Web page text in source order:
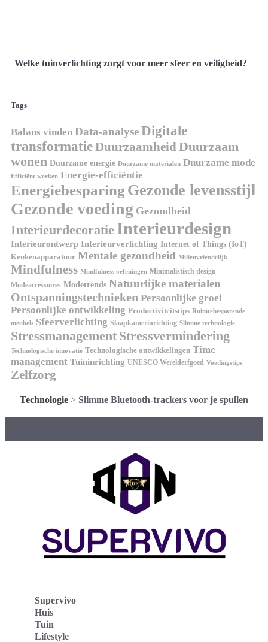
Welke tuinverlichting zorgt voor meer sfeer en veiligheid?
Tags
Balans vinden Data-analyseDigitale
transformatieDuurzaamheidDuurzaam
wonen Duurzame energie Duurzame materialen Duurzame mode
Efficiënt werken Energie-efficiëntie
Energiebesparing Gezonde levensstijl
Gezonde voeding Gezondheid
Interieurdecoratie Interieurdesign
Interieurontwerp Interieurverlichting Internet of Things (IoT)
Keukenapparatuur Mentale gezondheid Milieuvriendelijk
Mindfulness Mindfulness oefeningen Minimalistisch design
Modeaccessoires Modetrends Natuurlijke materialen
Ontspanningstechnieken Persoonlijke groei
Persoonlijke ontwikkeling Productiviteitstips Ruimtebesparende
meubels Sfeerverlichting Slaapkamerinrichting Slimme technologie
Stressmanagement Stressvermindering
Technologische innovatie Technologische ontwikkelingen Time
management Tuininrichting UNESCO Werelderfgoed Voedingstips
Zelfzorg
Technologie > Slimme Bluetooth-trackers voor je spullen
Supervivo
Huis
Tuin
Lifestyle